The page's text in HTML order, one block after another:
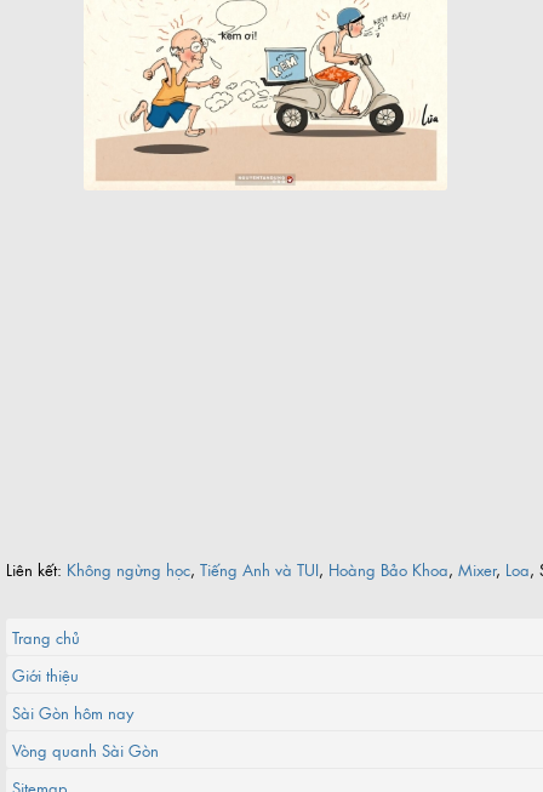
Chợ Bến Thành xưa tên thiệt là gì?
Khách sạn nổi 5 sao biểu tượng một thời của Sài Gòn
Cụ bà làm cửu vạn ở chợ đầu mối Sài Gòn
Liên kết: Không ngừng học, Tiếng Anh và TUI, Hoàng Bảo Khoa, Mixer, Loa,
Trang chủ
Giới thiệu
Sài Gòn hôm nay
Vòng quanh Sài Gòn